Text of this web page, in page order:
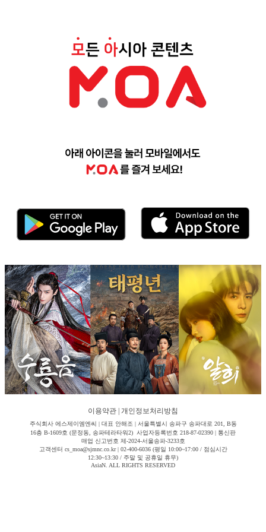
이용약관 개인정보처리방침
주식회사 에스제이엠엔씨 | 대표 안해조 | 서울특별시 송파구 송파대로 201, B동
16층 B-1609호 (문정동, 송파테라타워2) 사업자등록번호 218-87-02390 | 통신판
매업 신고번호 제-2024-서울송파-3233호
고객센터 cs_moa@sjmnc.co.kr | 02-400-6036 (평일 10:00~17:00 / 점심시간
12:30~13:30 / 주말 및 공휴일 휴무)
AsiaN. ALL RIGHTS RESERVED